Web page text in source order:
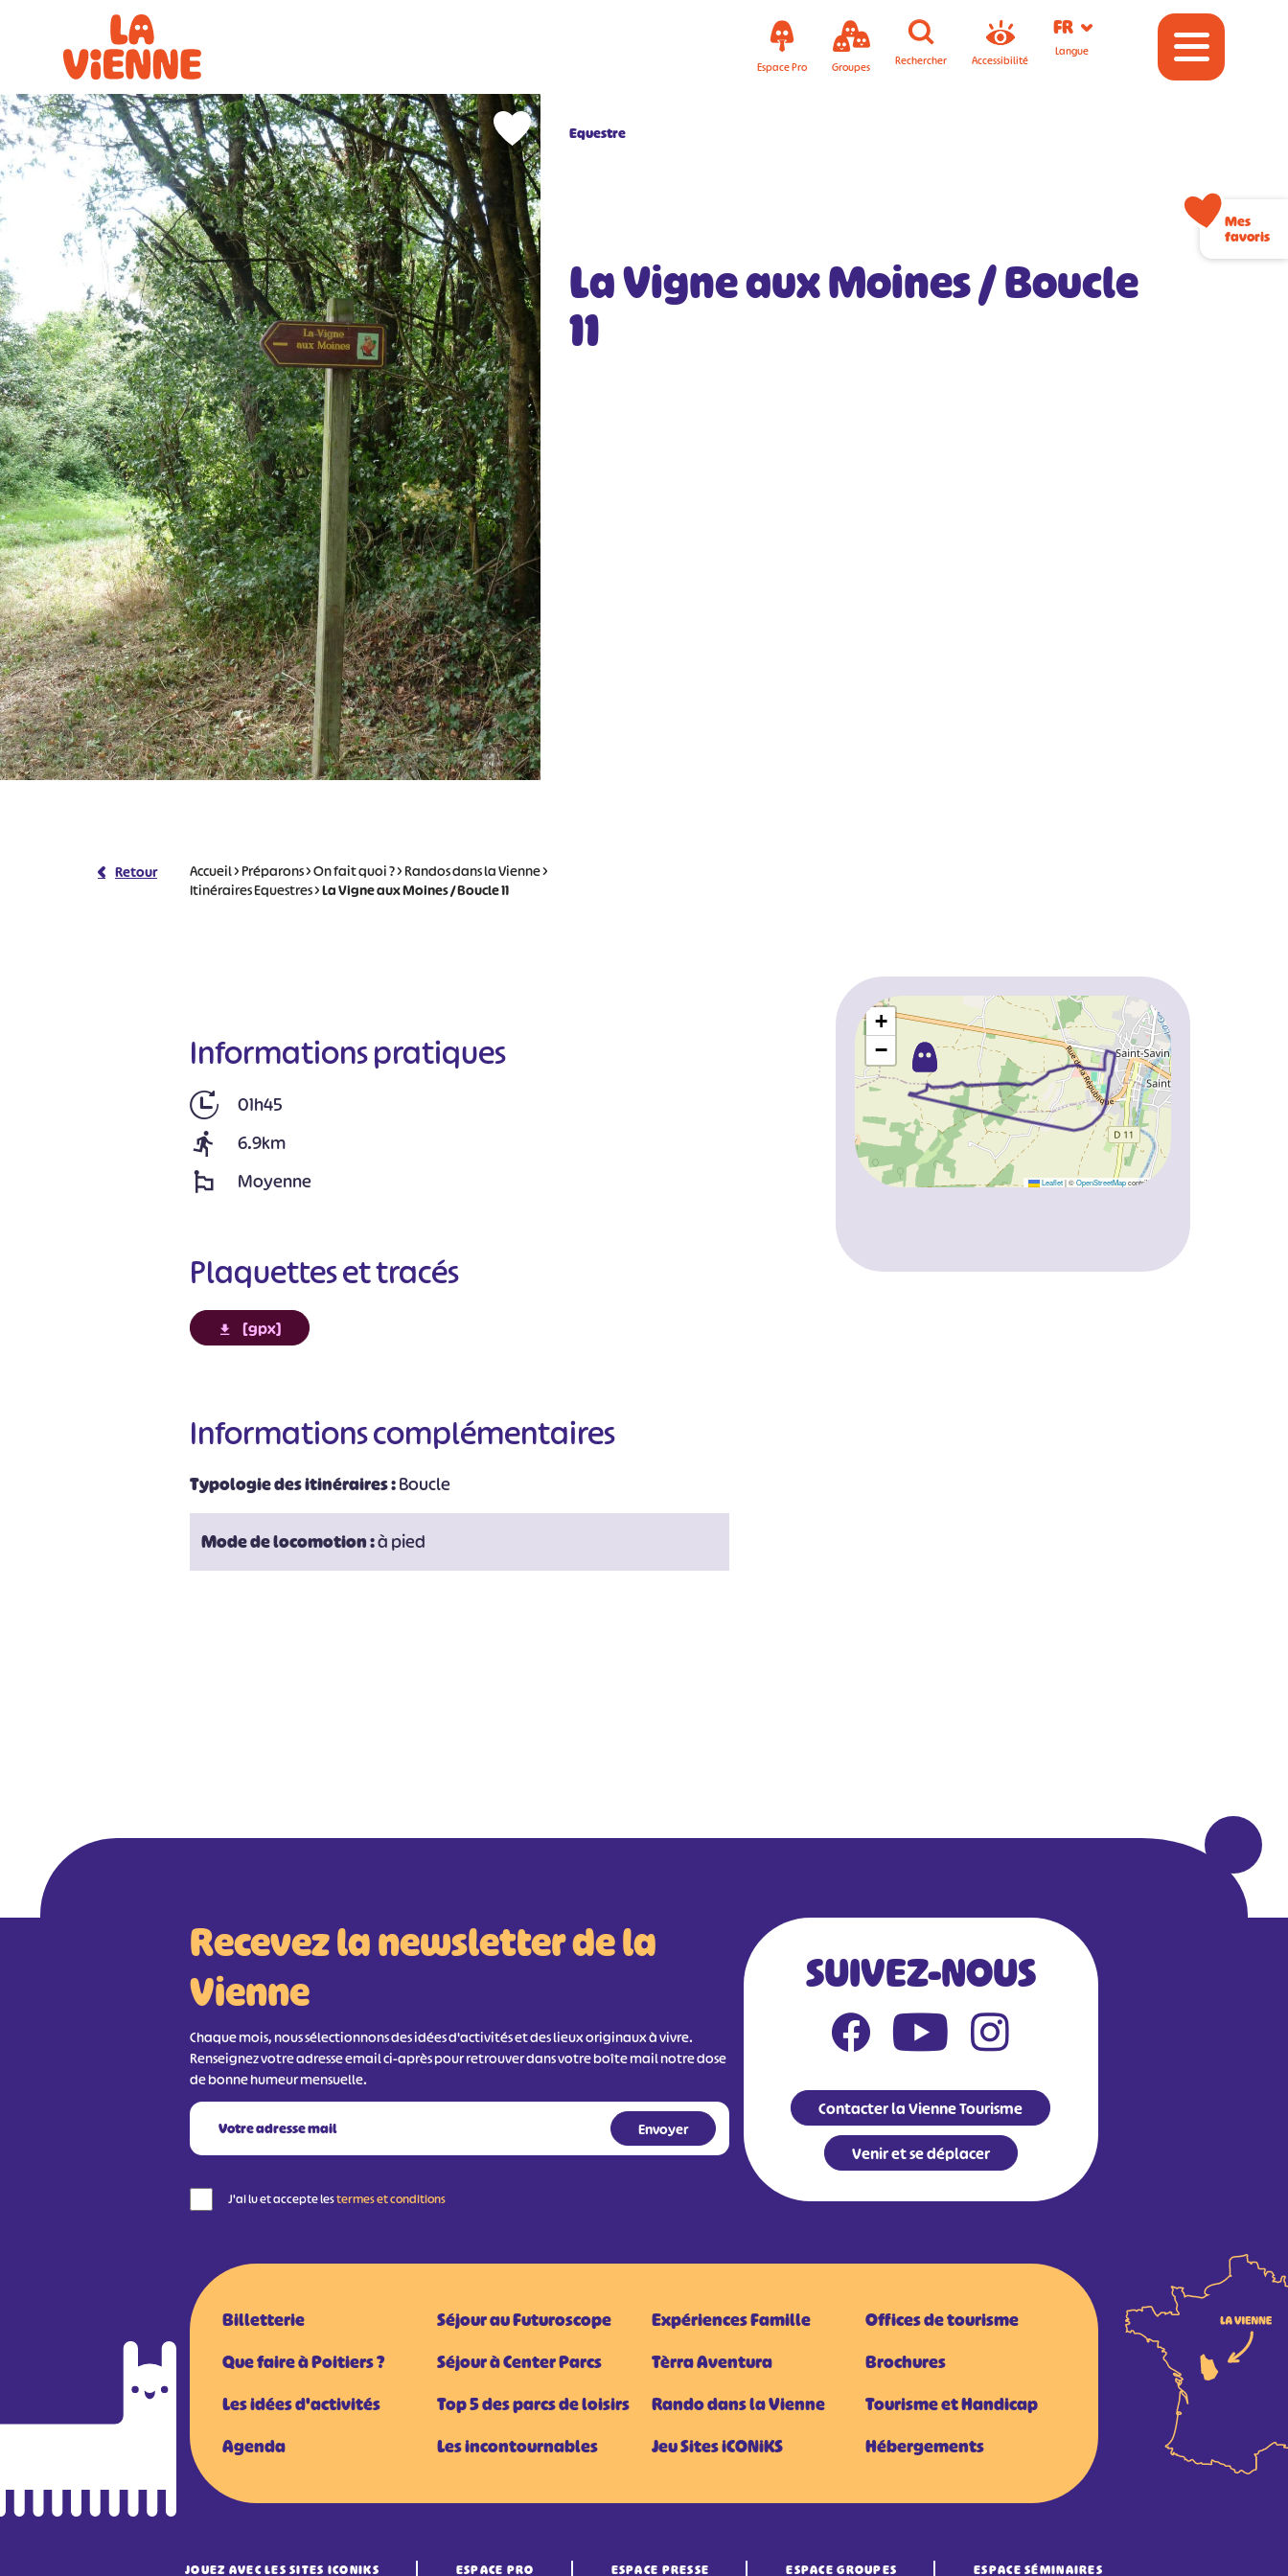
Espace Pro Groupes Rechercher Accessibilité
FR
Langue
Equestre
La Vigne aux Moines / Boucle
11
Retour Accueil>Préparons>On fait quoi ?>Randos dans la Vienne>
Itinéraires Equestres>La Vigne aux Moines / Boucle 11
Informations pratiques
01h45
6.9km
Moyenne
Plaquettes et tracés
[gpx]
Informations complémentaires
Typologie des itinéraires :Boucle
Mode de locomotion :à pied
+
−
Leaflet|©OpenStreetMapcontributors
Recevez la newsletter de la
Vienne
Chaque mois, nous sélectionnons des idées d'activités et des lieux originaux à vivre.
Renseignez votre adresse email ci-après pour retrouver dans votre boîte mail notre dose
de bonne humeur mensuelle.
J'ai lu et accepte lestermes et conditions
SUIVEZ-NOUS
Contacter la Vienne Tourisme
Venir et se déplacer
Billetterie
Que faire à Poitiers ?
Les idées d'activités
Agenda
Séjour au Futuroscope
Séjour à Center Parcs
Top 5 des parcs de loisirs
Les incontournables
Expériences Famille
Tèrra Aventura
Rando dans la Vienne
Jeu Sites iCONiKS
Offices de tourisme
Brochures
Tourisme et Handicap
Hébergements
JOUEZ AVEC LES SITES ICONIKS ESPACE PRO ESPACE PRESSE ESPACE GROUPES ESPACE SÉMINAIRES
# # # # #
Mes
favoris
Panneau de gestion des cookies